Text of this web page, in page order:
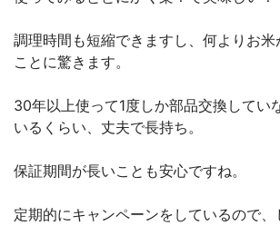
調理時間も短縮できますし、何よりお米
ことに驚きます。
30年以上使って1度しか部品交換してい
いるくらい、丈夫で長持ち。
保証期間が長いことも安心ですね。
定期的にキャンペーンをしているので